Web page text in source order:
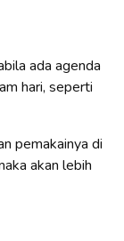
ada agenda
hari, seperti
pemakainya di
akan lebih